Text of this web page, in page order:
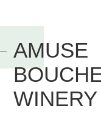
AMUSE
WINERY